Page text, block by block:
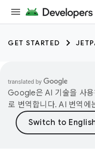
GET STARTED
Google은 AI 기술을 사용
로 번역합니다. AI 번역에